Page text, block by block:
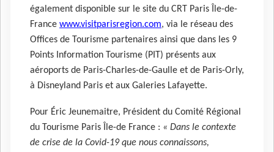
également disponible sur le site du CRT Paris Île-de-
France www.visitparisregion.com, via le réseau des
Offices de Tourisme partenaires ainsi que dans les 9
Points Information Tourisme (PIT) présents aux
aéroports de Paris-Charles-de-Gaulle et de Paris-Orly,
à Disneyland Paris et aux Galeries Lafayette.
Pour Éric Jeunemaitre, Président du Comité Régional
du Tourisme Paris Île-de France : « Dans le contexte
de crise de la Covid-19 que nous connaissons,